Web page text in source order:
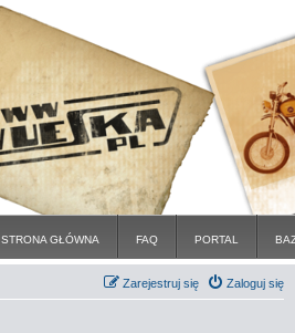
STRONA GŁÓWNA FAQ PORTAL
Zaloguj się
Zarejestruj się